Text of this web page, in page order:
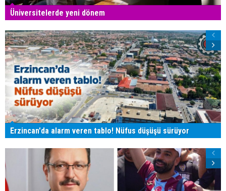
Üniversitelerde yeni dönem
Erzincan'da alarm veren tablo! Nüfus düşüşü sürüyor